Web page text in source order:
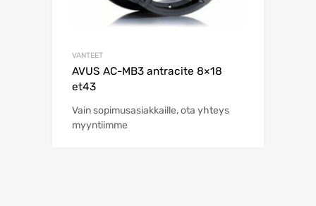
VANTEET
AVUS AC-MB3 antracite 8×18
et43
Vain sopimusasiakkaille, ota yhteys
myyntiimme